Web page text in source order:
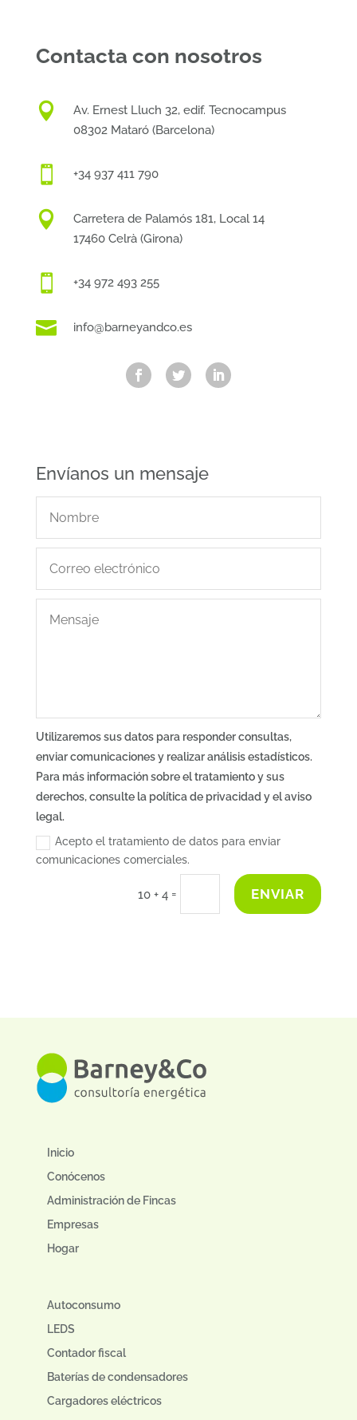
Contacta con nosotros

Av. Ernest Lluch 32, edif. Tecnocampus
08302 Mataró (Barcelona)
 +34 937 411 790

Carretera de Palamós 181, Local 14
17460 Celrà (Girona)
 +34 972 493 255
 info@barneyandco.es
Envíanos un mensaje
Utilizaremos sus datos para responder consultas,
enviar comunicaciones y realizar análisis estadísticos.
Para más información sobre el tratamiento y sus
derechos, consulte la política de privacidad y el aviso
legal.
Acepto el tratamiento de datos para enviar
comunicaciones comerciales.
10 + 4 = ENVIAR
Inicio
Conócenos
Administración de Fincas
Empresas
Hogar
Autoconsumo
LEDS
Contador fiscal
Baterías de condensadores
Cargadores eléctricos